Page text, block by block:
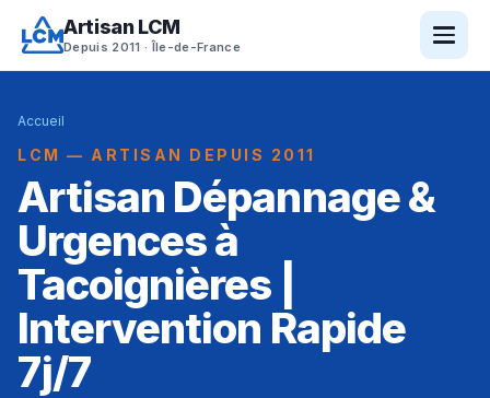
Artisan LCM
Depuis 2011 · Île-de-France
Accueil
LCM — ARTISAN DEPUIS 2011
Artisan Dépannage &
Urgences à
Tacoignières |
Intervention Rapide
7j/7